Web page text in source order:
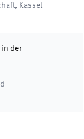
, Kassel
der